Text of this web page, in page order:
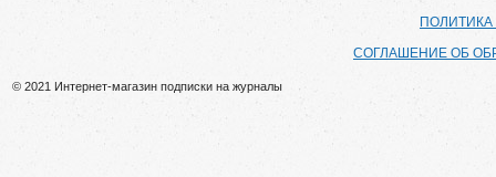
СОГЛАШЕНИЕ ОБ
© 2021 Интернет-магазин подписки на журналы